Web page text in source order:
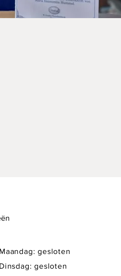
Maandag: gesloten
Dinsdag: gesloten